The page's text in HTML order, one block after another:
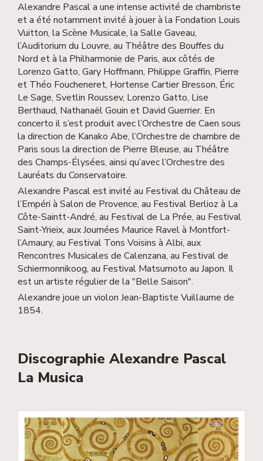
Alexandre Pascal a une intense activité de chambriste
et a été notamment invité à jouer à la Fondation Louis
Vuitton, la Scène Musicale, la Salle Gaveau,
l’Auditorium du Louvre, au Théâtre des Bouffes du
Nord et à la Philharmonie de Paris, aux côtés de
Lorenzo Gatto, Gary Hoffmann, Philippe Graffin, Pierre
et Théo Foucheneret, Hortense Cartier Bresson, Éric
Le Sage, Svetlin Roussev, Lorenzo Gatto, Lise
Berthaud, Nathanaël Gouin et David Guerrier. En
concerto il s’est produit avec l’Orchestre de Caen sous
la direction de Kanako Abe, l’Orchestre de chambre de
Paris sous la direction de Pierre Bleuse, au Théâtre
des Champs-Élysées, ainsi qu’avec l’Orchestre des
Lauréats du Conservatoire.
Alexandre Pascal est invité au Festival du Château de
l’Empéri à Salon de Provence, au Festival Berlioz à La
Côte-Saintt-André, au Festival de La Prée, au Festival
Saint-Yrieix, aux Journées Maurice Ravel à Montfort-
l’Amaury, au Festival Tons Voisins à Albi, aux
Rencontres Musicales de Calenzana, au Festival de
Schiermonnikoog, au Festival Matsumoto au Japon. Il
est un artiste régulier de la "Belle Saison".
Alexandre joue un violon Jean-Baptiste Vuillaume de
1854.
Discographie Alexandre Pascal
La Musica